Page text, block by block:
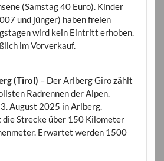
(Samstag 40 Euro). Kinder
und jünger) haben freien
wird kein Eintritt erhoben.
im Vorverkauf.
(Tirol) – Der Arlberg Giro zählt
Radrennen der Alpen.
August 2025 in Arlberg.
Strecke über 150 Kilometer
Erwartet werden 1500